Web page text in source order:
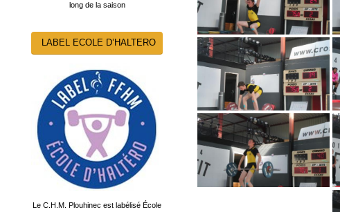
long de la saison
LABEL ECOLE D’HALTERO
Le C.H.M. Plouhinec est labélisé École